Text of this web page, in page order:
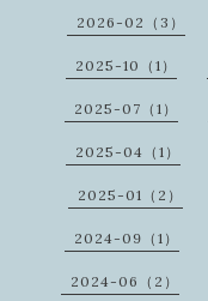
2026-02（3）
2025-10（1）
2025-07（1）
2025-04（1）
2025-01（2）
2024-09（1）
2024-06（2）